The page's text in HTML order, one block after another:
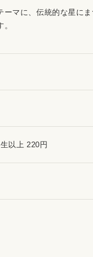
マに、伝統的な星に
以上 220円